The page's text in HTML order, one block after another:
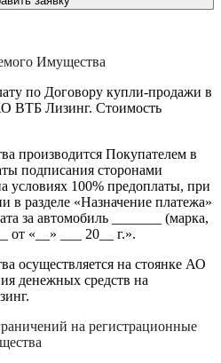
Имущества
по Договору купли-продажи в
ВТБ Лизинг. Стоимость
производится Покупателем в
подписания сторонами
условиях 100% предоплаты, при
в разделе «Назначение платежа»
за автомобиль _______ (марка,
от «__» ___ 20__ г.».
осуществляется на стоянке АО
денежных средств на
на регистрационные